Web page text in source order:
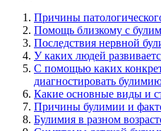
Причины
Помощь близкому с
Последствия нервной
У каких людей
С помощью каких
диагностировать
Какие основные виды и
Причины булимии и
Булимия в разном